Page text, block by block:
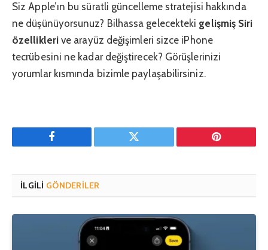
Siz Apple’ın bu süratli güncelleme stratejisi hakkında
ne düşünüyorsunuz? Bilhassa gelecekteki gelişmiş Siri
özelliklerive arayüz değişimleri sizce iPhone
tecrübesini ne kadar değiştirecek? Görüşlerinizi
yorumlar kısmında bizimle paylaşabilirsiniz.
Facebook Twitter Pinterest'in
İLGILI GÖNDERILER